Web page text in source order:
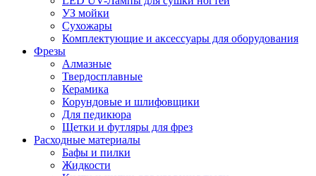
УЗ мойки
Сухожары
Комплектующие и аксессуары для оборудования
Фрезы
Алмазные
Твердосплавные
Керамика
Корундовые и шлифовщики
Для педикюра
Щетки и футляры для фрез
Расходные материалы
Бафы и пилки
Жидкости